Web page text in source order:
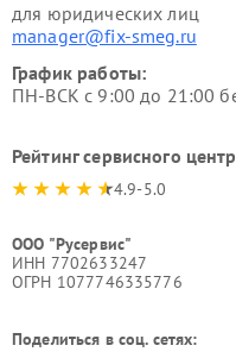
для юридических лиц
manager@fix-smeg.ru
График работы:
ПН-ВСК с 9:00 до 21:00
Рейтинг сервисного
4.9-5.0
ООО "Русервис"
ИНН 7702633247
ОГРН 1077746335776
Поделиться в соц. сетях: